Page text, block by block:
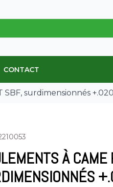
CONTACT
surdimensionnés
À